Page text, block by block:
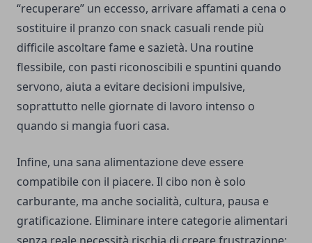
“recuperare” un eccesso, arrivare affamati a cena o
sostituire il pranzo con snack casuali rende più
difficile ascoltare fame e sazietà. Una routine
flessibile, con pasti riconoscibili e spuntini quando
servono, aiuta a evitare decisioni impulsive,
soprattutto nelle giornate di lavoro intenso o
quando si mangia fuori casa.
Infine, una sana alimentazione deve essere
compatibile con il piacere. Il cibo non è solo
carburante, ma anche socialità, cultura, pausa e
gratificazione. Eliminare intere categorie alimentari